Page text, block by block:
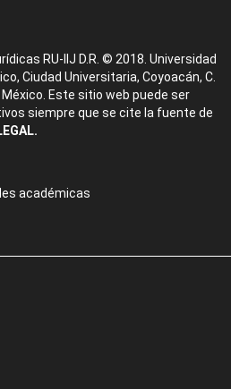
RU-IIJ D.R. © 2018. Universidad
Ciudad Universitaria, Coyoacán, C.
México. Este sitio web puede ser
siempre que se cite la fuente de
académicas